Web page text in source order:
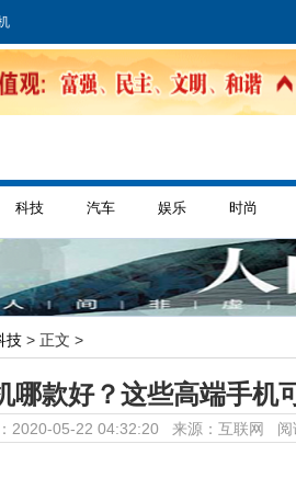
科技 汽车 娱乐 时尚
技 > 正文 >
哪款好？这些高端手机
2020-05-22 04:32:20 来源：互联网